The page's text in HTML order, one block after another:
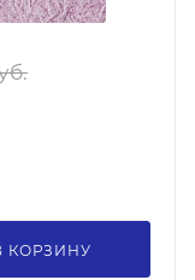
КОРЗИНУ